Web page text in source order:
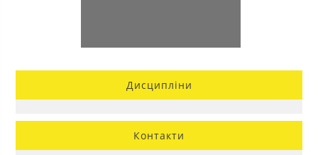
Дисципліни
Контакти